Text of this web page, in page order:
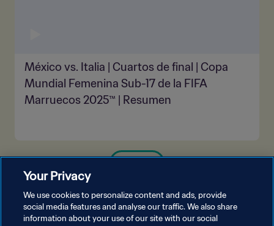
México vs. Italia | Cuartos de final | Copa
Mundial Femenina Sub-17 de la FIFA
Marruecos 2025™ | Resumen
Your Privacy
We use cookies to personalize content and ads, provide
social media features and analyse our traffic. We also share
information about your use of our site with our social